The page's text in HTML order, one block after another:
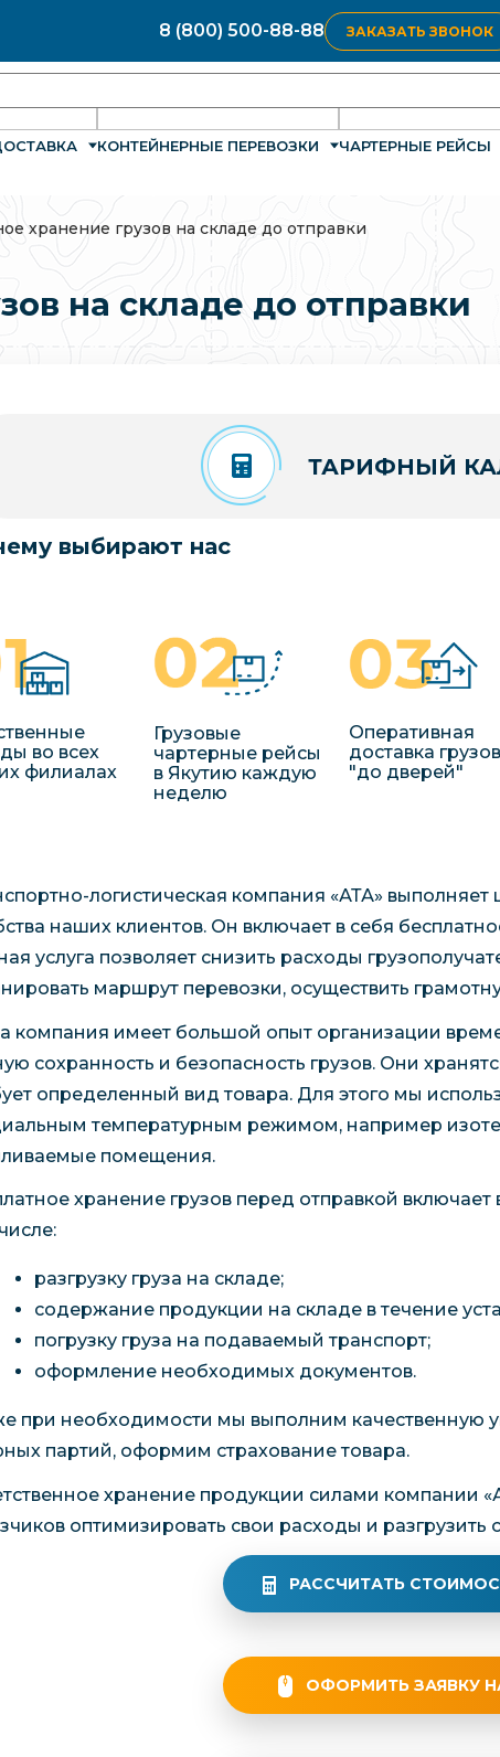
8 (800) 500-88-88 ЗАКАЗАТЬ ЗВОНОК
КОНТЕЙНЕРНЫЕ ПЕРЕВОЗКИ ЧАРТЕРНЫЕ РЕЙСЫ
хранение грузов на складе до отправки
на складе до отправки
ТАРИФНЫЙ
выбирают нас
во всех
филиалах
Грузовые
чартерные рейсы
в Якутию каждую
неделю
Оперативная
доставка грузов
"до дверей"
логистическая компания «АТА»
наших клиентов. Он включает в себя
услуга позволяет снизить расходы
маршрут перевозки, осуществить
компания имеет большой опыт организации
сохранность и безопасность грузов. Они
определенный вид товара. Для этого мы
температурным режимом, например
помещения.
хранение грузов перед отправкой
разгрузку груза на складе;
содержание продукции на складе в течение
погрузку груза на подаваемый транспорт;
оформление необходимых документов.
при необходимости мы выполним качественную
партий, оформим страхование товара.
хранение продукции силами компании
оптимизировать свои расходы и
РАССЧИТАТЬ
ОФОРМИТЬ ЗАЯВКУ